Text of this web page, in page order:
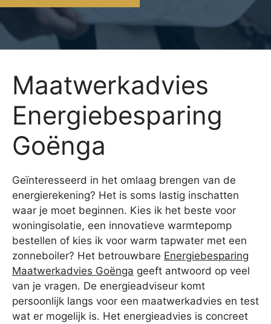
Maatwerkadvies
Energiebesparing
Goënga
Geïnteresseerd in het omlaag brengen van de
energierekening? Het is soms lastig inschatten
waar je moet beginnen. Kies ik het beste voor
woningisolatie, een innovatieve warmtepomp
bestellen of kies ik voor warm tapwater met een
zonneboiler? Het betrouwbare Energiebesparing
Maatwerkadvies Goënga geeft antwoord op veel
van je vragen. De energieadviseur komt
persoonlijk langs voor een maatwerkadvies en test
wat er mogelijk is. Het energieadvies is concreet